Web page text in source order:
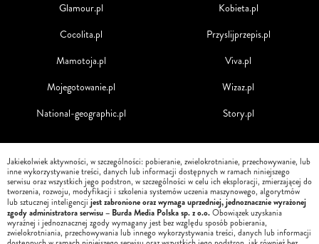
Glamour.pl
Cocolita.pl
Mamotoja.pl
Mojegotowanie.pl
National-geographic.pl
Kobieta.pl
Przyslijprzepis.pl
Viva.pl
Wizaz.pl
Story.pl
Jakiekolwiek aktywności, w szczególności: pobieranie, zwielokrotnianie, przechowywanie, lub
inne wykorzystywanie treści, danych lub informacji dostępnych w ramach niniejszego
serwisu oraz wszystkich jego podstron, w szczególności w celu ich eksploracji, zmierzającej do
tworzenia, rozwoju, modyfikacji i szkolenia systemów uczenia maszynowego, algorytmów
lub sztucznej inteligencji jest zabronione oraz wymaga uprzedniej, jednoznacznie wyrażonej
zgody administratora serwisu – Burda Media Polska sp. z o.o.Obowiązek uzyskania
wyraźnej i jednoznacznej zgody wymagany jest bez względu sposób pobierania,
zwielokrotniania, przechowywania lub innego wykorzystywania treści, danych lub informacji